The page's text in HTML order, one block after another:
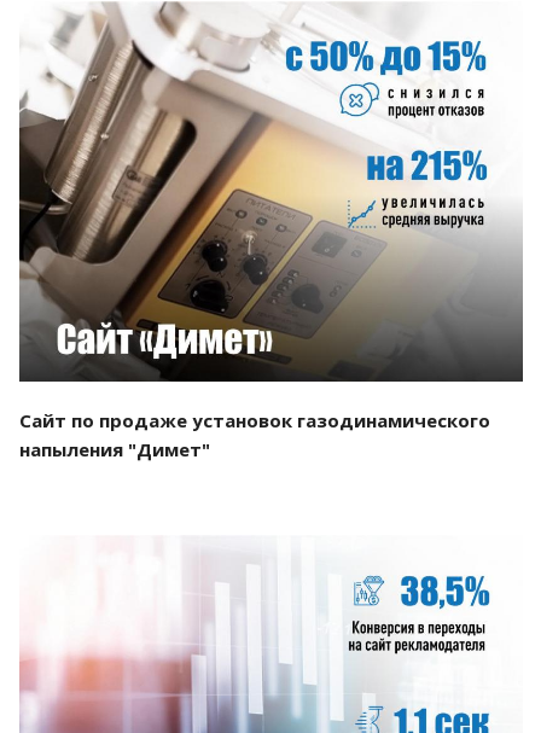
Смотреть проект
Сайт по продаже установок газодинамического
напыления "Димет"